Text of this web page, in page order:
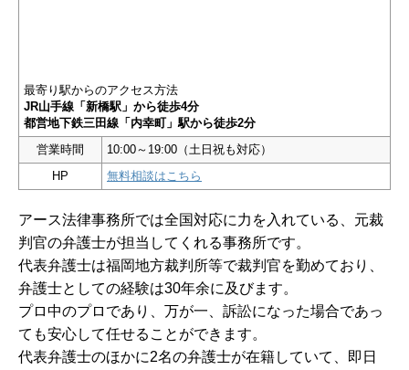
最寄り駅からのアクセス方法
JR山手線「新橋駅」から徒歩4分
都営地下鉄三田線「内幸町」駅から徒歩2分
営業時間
10:00～19:00（土日祝も対応）
HP
無料相談はこちら
アース法律事務所では全国対応に力を入れている、元裁
判官の弁護士が担当してくれる事務所です。
代表弁護士は福岡地方裁判所等で裁判官を勤めており、
弁護士としての経験は30年余に及びます。
プロ中のプロであり、万が一、訴訟になった場合であっ
ても安心して任せることができます。
代表弁護士のほかに2名の弁護士が在籍していて、即日